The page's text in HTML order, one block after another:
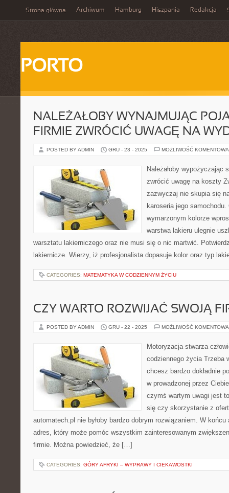
Strona główna Archiwum Hamburg Hiszpania Redakcja
PORTO
NALEŻAŁOBY WYNAJMUJĄC
FIRMIE ZWRÓCIĆ UWAGĘ NA
POSTED BY ADMIN GRU - 23 - 2025 MOŻLIWOŚĆ
Należałoby wypożyczając
zwrócić uwagę na koszty
zazwyczaj nie skupia się
karoseria jego
wymarzonym kolorze
warstwa lakieru ulegnie
warsztatu lakierniczego oraz nie musi się o nic martwić.
lakiernicze. Wierzy, iż profesjonalista dopasuje kolor oraz typ
CATEGORIES: MATEMATYKA W CODZIENNYM ŻYCIU
CZY WARTO ROZWIJAĆ SWOJĄ
POSTED BY ADMIN GRU - 22 - 2025 MOŻLIWOŚĆ
Motoryzacja stwarza
codziennego życia Trzeba
chcesz bardzo dokładnie
w prowadzonej przez
czymś wartym uwagi jest
się czy skorzystanie z
automatech.pl nie byłoby bardzo dobrym rozwiązaniem. W
adres, który może pomóc wszystkim zainteresowanym
firmie. Można powiedzieć, że […]
CATEGORIES: GÓRY AFRYKI – WYPRAWY I CIEKAWOSTKI